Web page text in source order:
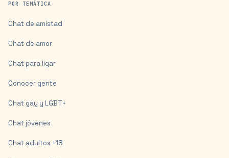
POR TEMÁTICA
Chat de amistad
Chat de amor
Chat para ligar
Conocer gente
Chat gay y LGBT+
Chat jóvenes
Chat adultos +18